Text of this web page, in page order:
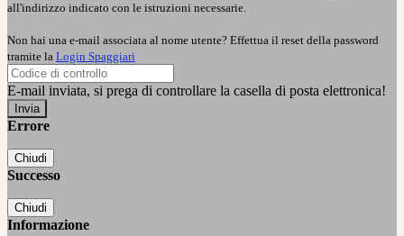
all'indirizzo indicato con le istruzioni necessarie.
Non hai una e-mail associata al nome utente? Effettua il reset della password
tramite la Login Spaggiari
E-mail inviata, si prega di controllare la casella di posta elettronica!
Errore
Chiudi
Successo
Chiudi
Informazione